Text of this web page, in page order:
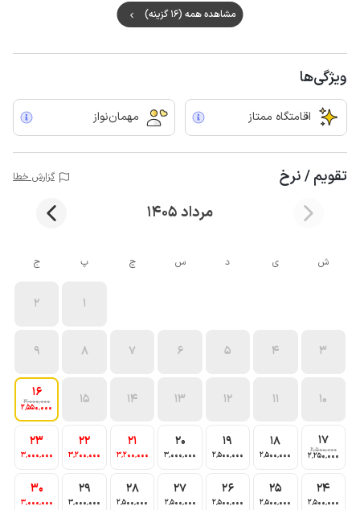
مشاهده همه (16 گزینه)
ویژگی‌ها
اقامتگاه ممتاز مهمان‌نواز
تقویم / نرخ گزارش خطا
مرداد 1405
ش ی د س چ پ ج
1
2
3
4
5
6
7
8
9
10
11
12
13
14
15
16
3٬000٬000
2٬550٬000
17
2٬500٬000
2٬250٬000
18
2٬500٬000
19
2٬500٬000
20
3٬000٬000
21
3٬200٬000
22
3٬200٬000
23
3٬000٬000
24
2٬500٬000
25
2٬500٬000
26
2٬500٬000
27
2٬500٬000
28
2٬500٬000
29
3٬000٬000
30
3٬000٬000